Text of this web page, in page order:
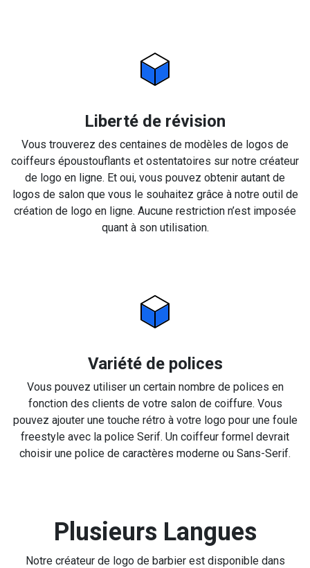
Liberté de révision
Vous trouverez des centaines de modèles de logos de
coiffeurs époustouflants et ostentatoires sur notre créateur
de logo en ligne. Et oui, vous pouvez obtenir autant de
logos de salon que vous le souhaitez grâce à notre outil de
création de logo en ligne. Aucune restriction n’est imposée
quant à son utilisation.
Variété de polices
Vous pouvez utiliser un certain nombre de polices en
fonction des clients de votre salon de coiffure. Vous
pouvez ajouter une touche rétro à votre logo pour une foule
freestyle avec la police Serif. Un coiffeur formel devrait
choisir une police de caractères moderne ou Sans-Serif.
Plusieurs Langues
Notre créateur de logo de barbier est disponible dans